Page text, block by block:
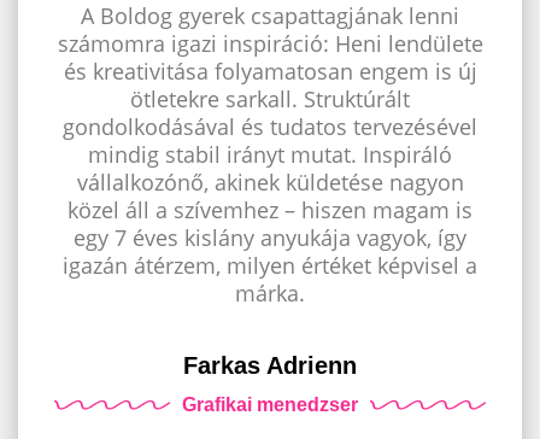
A Boldog gyerek csapattagjának lenni
számomra igazi inspiráció: Heni lendülete
és kreativitása folyamatosan engem is új
ötletekre sarkall. Struktúrált
gondolkodásával és tudatos tervezésével
mindig stabil irányt mutat. Inspiráló
vállalkozónő, akinek küldetése nagyon
közel áll a szívemhez – hiszen magam is
egy 7 éves kislány anyukája vagyok, így
igazán átérzem, milyen értéket képvisel a
márka.
Farkas Adrienn
Grafikai menedzser